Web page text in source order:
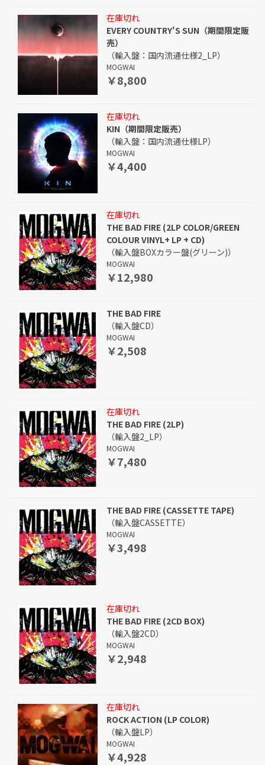
在庫切れ
EVERY COUNTRY'S SUN（期間限定販
売）
（輸入盤：国内流通仕様2_LP）
MOGWAI
￥8,800
在庫切れ
KIN（期間限定販売）
（輸入盤：国内流通仕様LP）
MOGWAI
￥4,400
在庫切れ
THE BAD FIRE (2LP COLOR/GREEN
COLOUR VINYL+ LP + CD)
（輸入盤BOXカラー盤(グリーン)）
MOGWAI
￥12,980
THE BAD FIRE
（輸入盤CD）
MOGWAI
￥2,508
在庫切れ
THE BAD FIRE (2LP)
（輸入盤2_LP）
MOGWAI
￥7,480
THE BAD FIRE (CASSETTE TAPE)
（輸入盤CASSETTE）
MOGWAI
￥3,498
在庫切れ
THE BAD FIRE (2CD BOX)
（輸入盤2CD）
MOGWAI
￥2,948
在庫切れ
ROCK ACTION (LP COLOR)
（輸入盤LP）
MOGWAI
￥4,928